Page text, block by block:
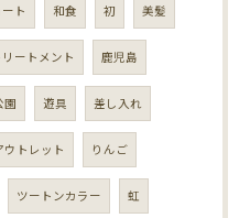
ト 和食 初 美髪
ートメント 鹿児島
園 遊具 差し入れ
ウトレット りんご
ツートンカラー 虹